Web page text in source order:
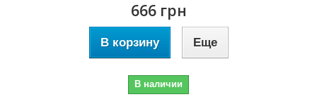
666 грн
В корзину Еще
В наличии